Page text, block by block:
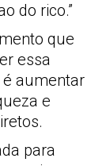
do rico.”
que
essa
aumentar
e
para